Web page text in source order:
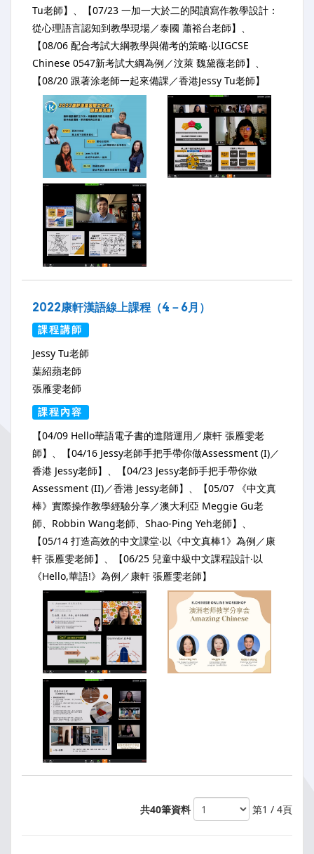
Tu老師】、【07/23 一加一大於二的閱讀寫作教學設計：
從心理語言認知到教學現場／泰國 蕭裕台老師】、
【08/06 配合考試大綱教學與備考的策略‧以IGCSE
Chinese 0547新考試大綱為例／汶萊 魏黛薇老師】、
【08/20 跟著涂老師一起來備課／香港Jessy Tu老師】
2022康軒漢語線上課程（4－6月）
課程講師
Jessy Tu老師
葉紹蘋老師
張雁雯老師
課程內容
【04/09 Hello華語電子書的進階運用／康軒 張雁雯老
師】、【04/16 Jessy老師手把手帶你做Assessment (I)／
香港 Jessy老師】、【04/23 Jessy老師手把手帶你做
Assessment (II)／香港 Jessy老師】、【05/07 《中文真
棒》實際操作教學經驗分享／澳大利亞 Meggie Gu老
師、Robbin Wang老師、Shao-Ping Yeh老師】、
【05/14 打造高效的中文課堂‧以《中文真棒1》為例／康
軒 張雁雯老師】、【06/25 兒童中級中文課程設計‧以
《Hello,華語!》為例／康軒 張雁雯老師】
共40筆資料 第1 / 4頁